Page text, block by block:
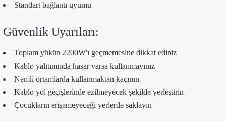
Standart bağlantı uyumu
Güvenlik Uyarıları:
Toplam yükün 2200W'ı geçmemesine dikkat ediniz
Kablo yalıtımında hasar varsa kullanmayınız
Nemli ortamlarda kullanmaktan kaçının
Kablo yol geçişlerinde ezilmeyecek şekilde yerleştirin
Çocukların erişemeyeceği yerlerde saklayın